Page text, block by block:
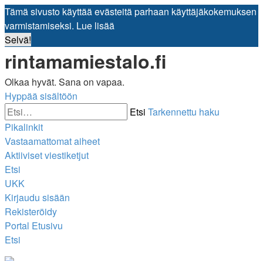
Tämä sivusto käyttää evästeitä parhaan käyttäjäkokemuksen
varmistamiseksi. Lue lisää
Selvä!
rintamamiestalo.fi
Olkaa hyvät. Sana on vapaa.
Hyppää sisältöön
Etsi Tarkennettu haku
Pikalinkit
Vastaamattomat aiheet
Aktiiviset viestiketjut
Etsi
UKK
Kirjaudu sisään
Rekisteröidy
Portal Etusivu
Etsi